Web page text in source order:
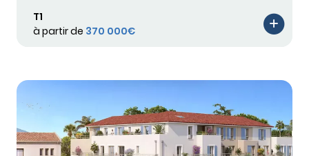
T1
à partir de 370 000€